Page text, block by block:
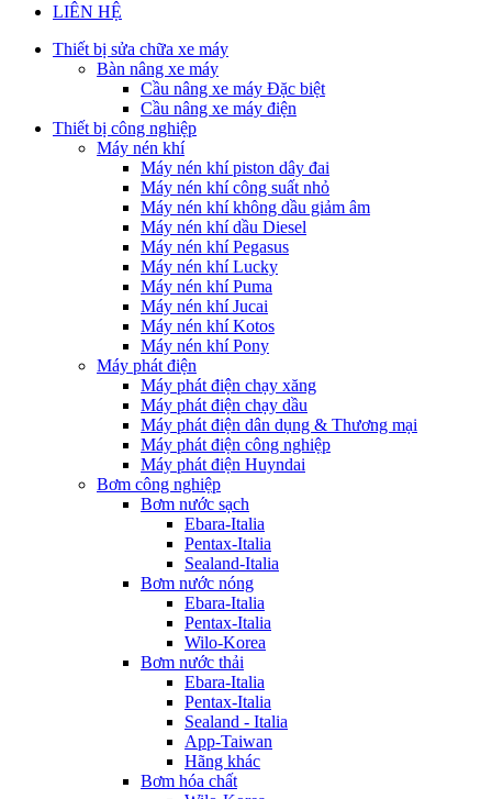
LIÊN HỆ
Thiết bị sửa chữa xe máy
Bàn nâng xe máy
Cầu nâng xe máy Đặc biệt
Cầu nâng xe máy điện
Thiết bị công nghiệp
Máy nén khí
Máy nén khí piston dây đai
Máy nén khí công suất nhỏ
Máy nén khí không dầu giảm âm
Máy nén khí dầu Diesel
Máy nén khí Pegasus
Máy nén khí Lucky
Máy nén khí Puma
Máy nén khí Jucai
Máy nén khí Kotos
Máy nén khí Pony
Máy phát điện
Máy phát điện chạy xăng
Máy phát điện chạy dầu
Máy phát điện dân dụng & Thương mại
Máy phát điện công nghiệp
Máy phát điện Huyndai
Bơm công nghiệp
Bơm nước sạch
Ebara-Italia
Pentax-Italia
Sealand-Italia
Bơm nước nóng
Ebara-Italia
Pentax-Italia
Wilo-Korea
Bơm nước thải
Ebara-Italia
Pentax-Italia
Sealand - Italia
App-Taiwan
Hãng khác
Bơm hóa chất